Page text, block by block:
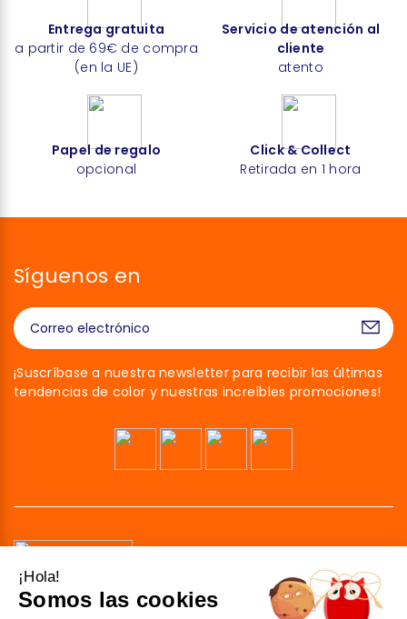
Entrega gratuita
a partir de 69€ de compra
(en la UE)
Servicio de atención al
cliente
atento
Papel de regalo
opcional
Click & Collect
Retirada en 1 hora
Síguenos en
¡Suscríbase a nuestra newsletter para recibir las últimas
tendencias de color y nuestras increíbles promociones!
¡Hola!
Somos las cookies